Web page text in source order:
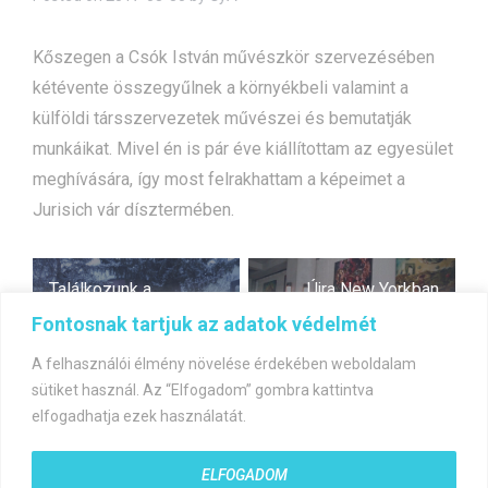
Fontosnak tartjuk az adatok védelmét
A felhasználói élmény növelése érdekében weboldalam
sütiket használ. Az “Elfogadom” gombra kattintva
elfogadhatja ezek használatát.
ELFOGADOM
Kőszegen a Csók István művészkör szervezésében
kétévente összegyűlnek a környékbeli valamint a
külföldi társszervezetek művészei és bemutatják
munkáikat. Mivel én is pár éve kiállítottam az egyesület
meghívására, így most felrakhattam a képeimet a
Jurisich vár dísztermében.
Bejegyzés
navigáció
Találkozunk a
KisVillában február 17-
Újra New Yorkban